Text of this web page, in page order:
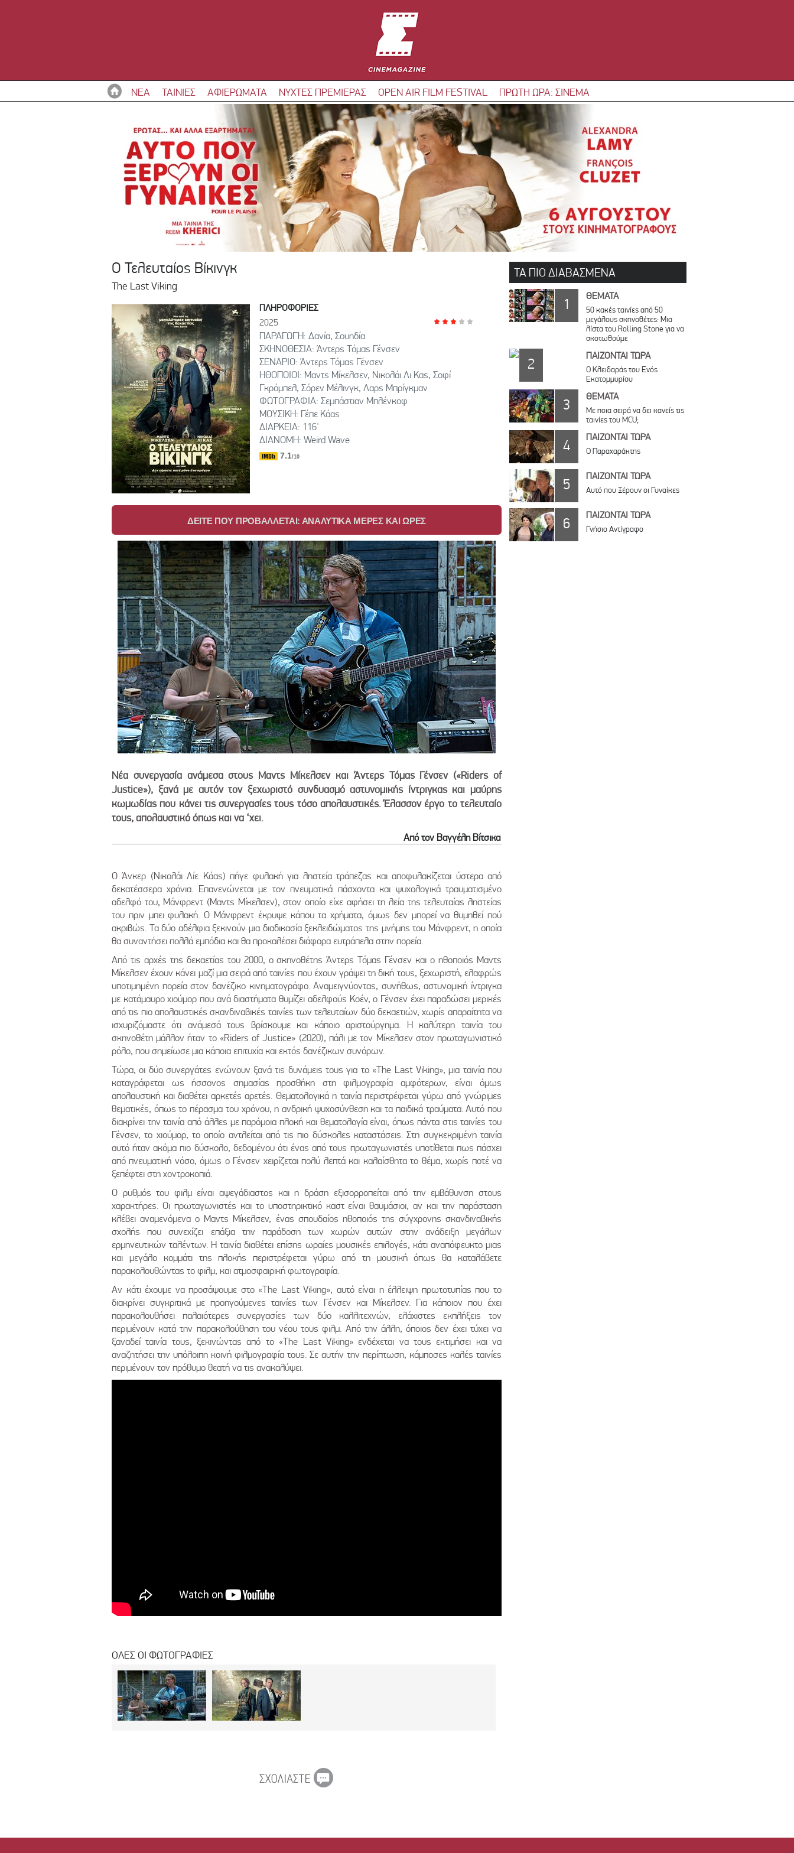
ΝΕΑ ΤΑΙΝΙΕΣ ΑΦΙΕΡΩΜΑΤΑ ΝΥΧΤΕΣ ΠΡΕΜΙΕΡΑΣ OPEN AIR FILM FESTIVAL ΠΡΩΤΗ ΩΡΑ: ΣΙΝΕΜΑ
Ο Τελευταίος Βίκινγκ
The Last Viking
ΠΛΗΡΟΦΟΡΙΕΣ
2025
ΠΑΡΑΓΩΓΗ: Δανία, Σουηδία
ΣΚΗΝΟΘΕΣΙΑ: Άντερς Τόμας Γένσεν
ΣΕΝΑΡΙΟ: Άντερς Τόμας Γένσεν
ΗΘΟΠΟΙΟΙ: Μαντς Μίκελσεν, Νικολάι Λι Κας, Σοφί
Γκρόμπελ, Σόρεν Μέλινγκ, Λαρς Μπρίγκμαν
ΦΩΤΟΓΡΑΦΙΑ: Σεμπάστιαν Μπλένκοφ
ΜΟΥΣΙΚΗ: Γέπε Κάας
ΔΙΑΡΚΕΙΑ: 116'
ΔΙΑΝΟΜΗ: Weird Wave
7.1/10
ΔΕΙΤΕ ΠΟΥ ΠΡΟΒΑΛΛΕΤΑΙ: ΑΝΑΛΥΤΙΚΑ ΜΕΡΕΣ ΚΑΙ ΩΡΕΣ
Νέα συνεργασία ανάμεσα στους Μαντς Μίκελσεν και Άντερς Τόμας Γένσεν («Riders of
Justice»), ξανά με αυτόν τον ξεχωριστό συνδυασμό αστυνομικής ίντριγκας και μαύρης
κωμωδίας που κάνει τις συνεργασίες τους τόσο απολαυστικές. Έλασσον έργο το τελευταίο
τους, απολαυστικό όπως και να ‘χει.
Από τον Βαγγέλη Βίτσικα
Ο Άνκερ (Νικολάι Λίε Κάας) πήγε φυλακή για ληστεία τράπεζας και αποφυλακίζεται ύστερα από
δεκατέσσερα χρόνια. Επανενώνεται με τον πνευματικά πάσχοντα και ψυχολογικά τραυματισμένο
αδελφό του, Μάνφρεντ (Μαντς Μίκελσεν), στον οποίο είχε αφήσει τη λεία της τελευταίας ληστείας
του πριν μπει φυλακή. Ο Μάνφρεντ έκρυψε κάπου τα χρήματα, όμως δεν μπορεί να θυμηθεί πού
ακριβώς. Τα δύο αδέλφια ξεκινούν μια διαδικασία ξεκλειδώματος της μνήμης του Μάνφρεντ, η οποία
θα συναντήσει πολλά εμπόδια και θα προκαλέσει διάφορα ευτράπελα στην πορεία.
Από τις αρχές της δεκαετίας του 2000, ο σκηνοθέτης Άντερς Τόμας Γένσεν και ο ηθοποιός Μαντς
Μίκελσεν έχουν κάνει μαζί μια σειρά από ταινίες που έχουν γράψει τη δική τους, ξεχωριστή, ελαφρώς
υποτιμημένη πορεία στον δανέζικο κινηματογράφο. Αναμειγνύοντας, συνήθως, αστυνομική ίντριγκα
με κατάμαυρο χιούμορ που ανά διαστήματα θυμίζει αδελφούς Κοέν, ο Γένσεν έχει παραδώσει μερικές
από τις πιο απολαυστικές σκανδιναβικές ταινίες των τελευταίων δύο δεκαετιών, χωρίς απαραίτητα να
ισχυριζόμαστε ότι ανάμεσά τους βρίσκουμε και κάποιο αριστούργημα. Η καλύτερη ταινία του
σκηνοθέτη μάλλον ήταν το «Riders of Justice» (2020), πάλι με τον Μίκελσεν στον πρωταγωνιστικό
ρόλο, που σημείωσε μια κάποια επιτυχία και εκτός δανέζικων συνόρων.
Τώρα, οι δύο συνεργάτες ενώνουν ξανά τις δυνάμεις τους για το «The Last Viking», μια ταινία που
καταγράφεται ως ήσσονος σημασίας προσθήκη στη φιλμογραφία αμφότερων, είναι όμως
απολαυστική και διαθέτει αρκετές αρετές. Θεματολογικά η ταινία περιστρέφεται γύρω από γνώριμες
θεματικές, όπως το πέρασμα του χρόνου, η ανδρική ψυχοσύνθεση και τα παιδικά τραύματα. Αυτό που
διακρίνει την ταινία από άλλες με παρόμοια πλοκή και θεματολογία είναι, όπως πάντα στις ταινίες του
Γένσεν, το χιούμορ, το οποίο αντλείται από τις πιο δύσκολες καταστάσεις. Στη συγκεκριμένη ταινία
αυτό ήταν ακόμα πιο δύσκολο, δεδομένου ότι ένας από τους πρωταγωνιστές υποτίθεται πως πάσχει
από πνευματική νόσο, όμως ο Γένσεν χειρίζεται πολύ λεπτά και καλαίσθητα το θέμα, χωρίς ποτέ να
ξεπέφτει στη χοντροκοπιά.
Ο ρυθμός του φιλμ είναι αψεγάδιαστος και η δράση εξισορροπείται από την εμβάθυνση στους
χαρακτήρες. Οι πρωταγωνιστές και το υποστηρικτικό καστ είναι θαυμάσιοι, αν και την παράσταση
κλέβει αναμενόμενα ο Μαντς Μίκελσεν, ένας σπουδαίος ηθοποιός της σύγχρονης σκανδιναβικής
σχολής που συνεχίζει επάξια την παράδοση των χωρών αυτών στην ανάδειξη μεγάλων
ερμηνευτικών ταλέντων. Η ταινία διαθέτει επίσης ωραίες μουσικές επιλογές, κάτι αναπόφευκτο μιας
και μεγάλο κομμάτι της πλοκής περιστρέφεται γύρω από τη μουσική όπως θα καταλάβετε
παρακολουθώντας το φιλμ, και ατμοσφαιρική φωτογραφία.
Αν κάτι έχουμε να προσάψουμε στο «The Last Viking», αυτό είναι η έλλειψη πρωτοτυπίας που το
διακρίνει συγκριτικά με προηγούμενες ταινίες των Γένσεν και Μίκελσεν. Για κάποιον που έχει
παρακολουθήσει παλαιότερες συνεργασίες των δύο καλλιτεχνών, ελάχιστες εκπλήξεις τον
περιμένουν κατά την παρακολούθηση του νέου τους φιλμ. Από την άλλη, όποιος δεν έχει τύχει να
ξαναδεί ταινία τους, ξεκινώντας από το «The Last Viking» ενδέχεται να τους εκτιμήσει και να
αναζητήσει την υπόλοιπη κοινή φιλμογραφία τους. Σε αυτήν την περίπτωση, κάμποσες καλές ταινίες
περιμένουν τον πρόθυμο θεατή να τις ανακαλύψει.
ΟΛΕΣ ΟΙ ΦΩΤΟΓΡΑΦΙΕΣ
ΤΑ ΠΙΟ ΔΙΑΒΑΣΜΕΝΑ
1 ΘΕΜΑΤΑ
50 κακές ταινίες από 50
μεγάλους σκηνοθέτες: Μια
λίστα του Rolling Stone για να
σκοτωθούμε
2 ΠΑΙΖΟΝΤΑΙ ΤΩΡΑ
Ο Κλειδαράς του Ενός
Εκατομμυρίου
3 ΘΕΜΑΤΑ
Με ποια σειρά να δει κανείς τις
ταινίες του MCU;
4 ΠΑΙΖΟΝΤΑΙ ΤΩΡΑ
Ο Παραχαράκτης
5 ΠΑΙΖΟΝΤΑΙ ΤΩΡΑ
Αυτό που Ξέρουν οι Γυναίκες
6 ΠΑΙΖΟΝΤΑΙ ΤΩΡΑ
Γνήσιο Αντίγραφο